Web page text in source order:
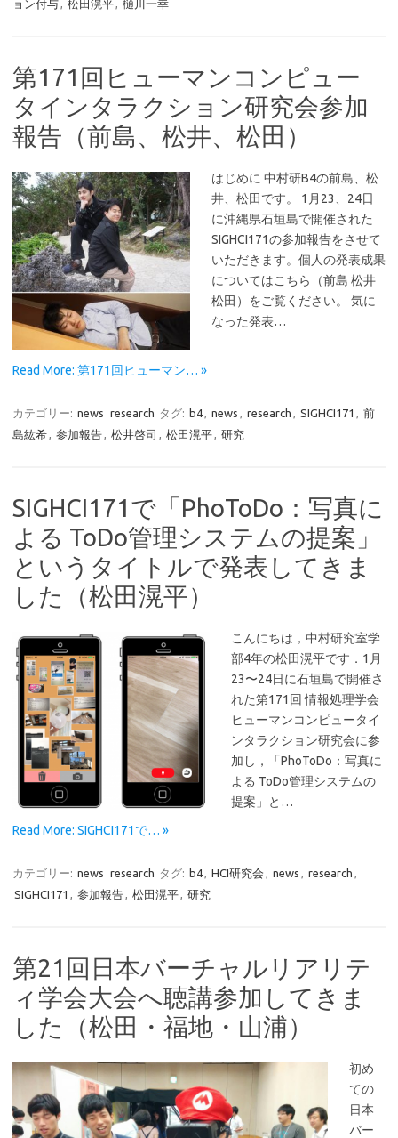
ョン付与 松田滉平 樋川一幸
第171回ヒューマンコンピュー
タインタラクション研究会参加
報告（前島、松井、松田）
はじめに 中村研B4の前島、松
井、松田です。 1月23、24日
に沖縄県石垣島で開催された
SIGHCI171の参加報告をさせて
いただきます。個人の発表成果
についてはこちら（前島 松井
松田）をご覧ください。 気に
なった発表…
Read More: 第171回ヒューマン… »
カテゴリー: news research タグ: b4 news research SIGHCI171
前
島紘希
参加報告 松井啓司 松田滉平 研究
SIGHCI171で「PhoToDo：写真に
よる ToDo管理システムの提案」
というタイトルで発表してきま
した（松田滉平）
こんにちは，中村研究室学
部4年の松田滉平です．1月
23〜24日に石垣島で開催さ
れた第171回 情報処理学会
ヒューマンコンピュータイ
ンタラクション研究会に参
加し，「PhoToDo：写真に
よる ToDo管理システムの
提案」と…
Read More: SIGHCI171で… »
カテゴリー: news research タグ: b4, HCI研究会 , news , research ,
SIGHCI171 , 参加報告, 松田滉平, 研究
第21回日本バーチャルリアリテ
ィ学会大会へ聴講参加してきま
した（松田・福地・山浦）
初め
ての
日本
バー